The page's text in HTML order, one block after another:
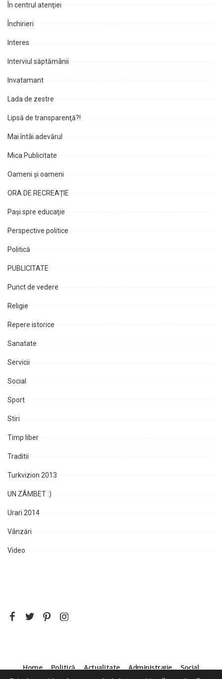
În centrul atenţiei
Închirieri
Interes
Interviul săptămânii
Invatamant
Lada de zestre
Lipsă de transparenţă?!
Mai întâi adevărul
Mica Publicitate
Oameni şi oameni
ORA DE RECREAȚIE
Paşi spre educaţie
Perspective politice
Politică
PUBLICITATE
Punct de vedere
Religie
Repere istorice
Sanatate
Servicii
Social
Sport
Stiri
Timp liber
Traditii
Turkvizion 2013
UN ZÂMBET :)
Urari 2014
Vânzări
Video
Home Politică Actualitate Administrație
Social